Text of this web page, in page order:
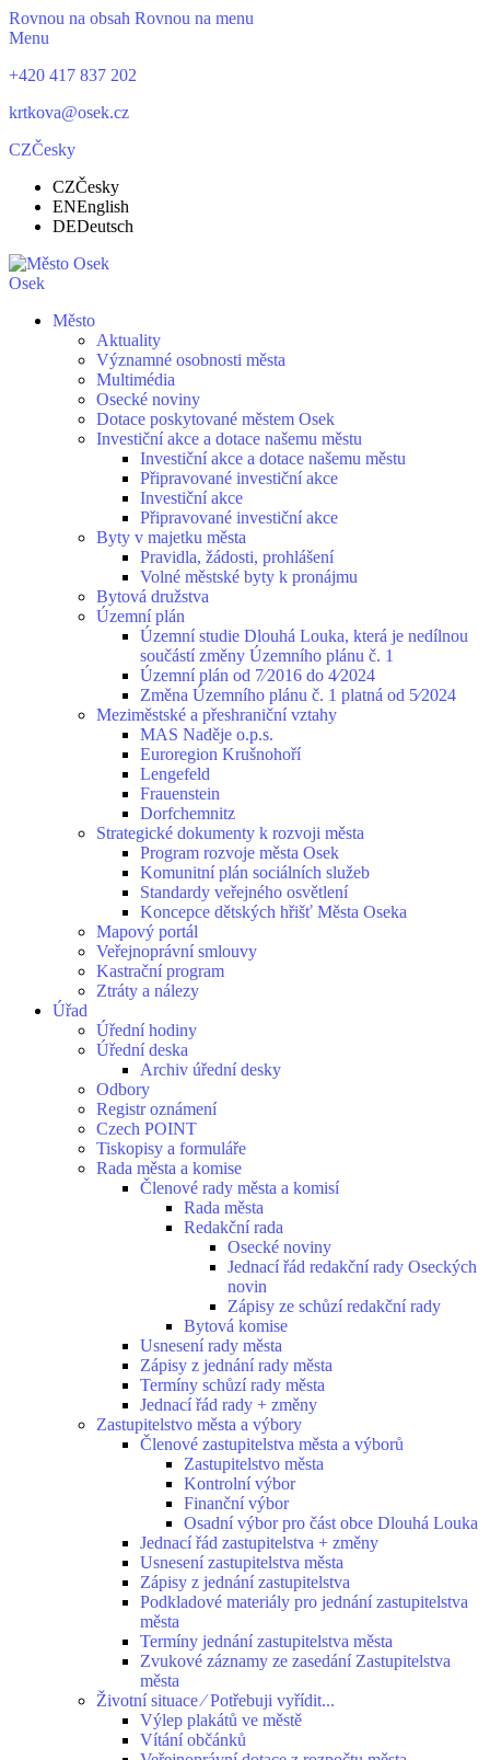
Rovnou na obsah Rovnou na menu
Menu
+420 417 837 202
krtkova@osek.cz
CZČesky
CZČesky
ENEnglish
DEDeutsch
Osek
Město
Aktuality
Významné osobnosti města
Multimédia
Osecké noviny
Dotace poskytované městem Osek
Investiční akce a dotace našemu městu
Investiční akce a dotace našemu městu
Připravované investiční akce
Investiční akce
Připravované investiční akce
Byty v majetku města
Pravidla, žádosti, prohlášení
Volné městské byty k pronájmu
Bytová družstva
Územní plán
Územní studie Dlouhá Louka, která je nedílnou
součástí změny Územního plánu č. 1
Územní plán od 7⁄2016 do 4⁄2024
Změna Územního plánu č. 1 platná od 5⁄2024
Meziměstské a přeshraniční vztahy
MAS Naděje o.p.s.
Euroregion Krušnohoří
Lengefeld
Frauenstein
Dorfchemnitz
Strategické dokumenty k rozvoji města
Program rozvoje města Osek
Komunitní plán sociálních služeb
Standardy veřejného osvětlení
Koncepce dětských hřišť Města Oseka
Mapový portál
Veřejnoprávní smlouvy
Kastrační program
Ztráty a nálezy
Úřad
Úřední hodiny
Úřední deska
Archiv úřední desky
Odbory
Registr oznámení
Czech POINT
Tiskopisy a formuláře
Rada města a komise
Členové rady města a komisí
Rada města
Redakční rada
Osecké noviny
Jednací řád redakční rady Oseckých
novin
Zápisy ze schůzí redakční rady
Bytová komise
Usnesení rady města
Zápisy z jednání rady města
Termíny schůzí rady města
Jednací řád rady + změny
Zastupitelstvo města a výbory
Členové zastupitelstva města a výborů
Zastupitelstvo města
Kontrolní výbor
Finanční výbor
Osadní výbor pro část obce Dlouhá Louka
Jednací řád zastupitelstva + změny
Usnesení zastupitelstva města
Zápisy z jednání zastupitelstva
Podkladové materiály pro jednání zastupitelstva
města
Termíny jednání zastupitelstva města
Zvukové záznamy ze zasedání Zastupitelstva
města
Životní situace ⁄ Potřebuji vyřídit...
Výlep plakátů ve městě
Vítání občánků